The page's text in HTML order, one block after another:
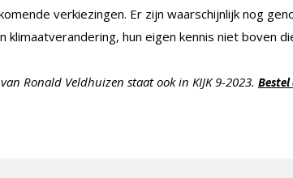
verkiezingen. Er zijn waarschijnlijk nog
klimaatverandering, hun eigen kennis niet boven
Ronald Veldhuizen staat ook in KIJK 9-2023. Bestel